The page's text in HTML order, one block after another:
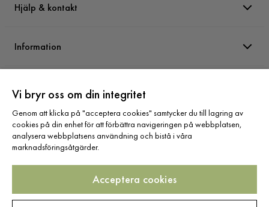
Hjälp & kontakt
Information
Sortiment
Följ oss
Vi bryr oss om din integritet
Genom att klicka på "acceptera cookies" samtycker du till lagring av
cookies på din enhet för att förbättra navigeringen på webbplatsen,
analysera webbplatsens användning och bistå i våra
marknadsföringsåtgärder.
Acceptera cookies